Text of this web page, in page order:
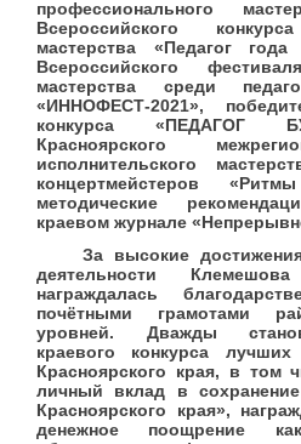
профессионального
Всероссийского
мастерства «Педагог
Всероссийского
мастерства среди
«ИННОФЕСТ-2021»,
конкурса «ПЕДАГОГ
Красноярского
исполнительского
концертмейстеров
методические
краевом журнале
За высокие достижения
деятельности
награждалась
почётными грамотами
уровней. Дважды
краевого конкурса
Красноярского края, в том
личный вклад в
Красноярского края»,
денежное поощрение